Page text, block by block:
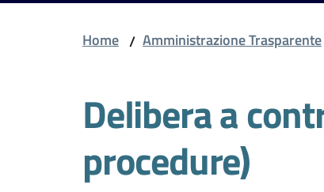
Home / Amministrazione Trasparente
Delibera a
procedure)